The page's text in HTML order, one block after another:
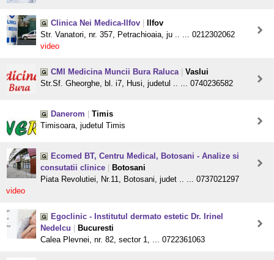
Clinica Nei Medica-Ilfov
Ilfov
Str. Vanatori, nr. 357, Petrachioaia, ju .. ... 0212302062
video
CMI Medicina Muncii Bura Raluca
Vaslui
Str.Sf. Gheorghe, bl. i7, Husi, judetul .. ... 0740236582
Danerom
Timis
Timisoara, judetul Timis
Ecomed BT, Centru Medical, Botosani - Analize si
consutatii clinice
Botosani
Piata Revolutiei, Nr.11, Botosani, judet .. ... 0737021297
video
Egoclinic - Institutul dermato estetic Dr. Irinel
Nedelcu
Bucuresti
Calea Plevnei, nr. 82, sector 1, ... 0722361063